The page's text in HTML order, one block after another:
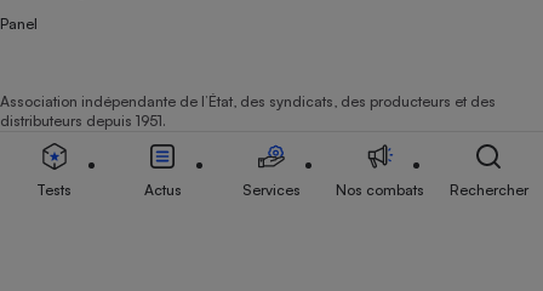
Panel
Association indépendante de l’État, des syndicats, des producteurs et des
distributeurs depuis 1951.
Tests Actus Services Nos combats Rechercher